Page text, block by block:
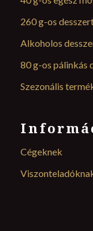
260 g-os
Alkoholos
80 g-os pálinkás
Szezonális
Cégeknek